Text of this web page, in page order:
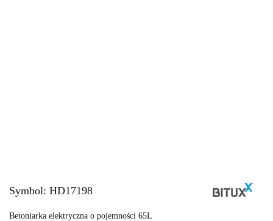
Symbol: HD17198
Betoniarka elektryczna o pojemności 65L